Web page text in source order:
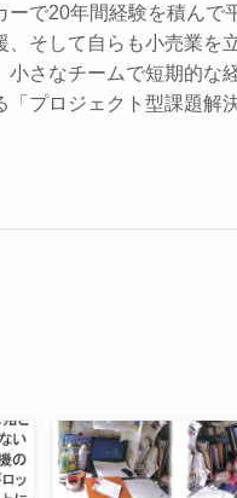
で20年間経験を積んで
、そして自らも小売業を
小さなチームで短期的な
「プロジェクト型課題解